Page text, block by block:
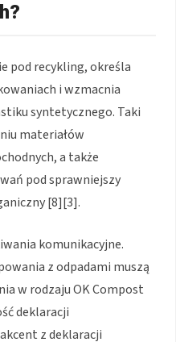
pod recykling, określa
i wzmacnia
syntetycznego. Taki
materiałów
a także
pod sprawniejszy
[8][3].
komunikacyjne.
z odpadami muszą
w rodzaju OK Compost
deklaracji
z deklaracji